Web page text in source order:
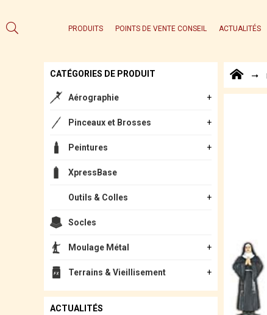
PRODUITS POINTS DE VENTE CONSEIL ACTUALITÉS
CATÉGORIES DE PRODUIT
Aérographie
Pinceaux et Brosses
Peintures
XpressBase
Outils & Colles
Socles
Moulage Métal
Terrains & Vieillisement
ACTUALITÉS